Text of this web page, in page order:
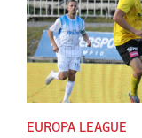
EUROPA LEAGUE